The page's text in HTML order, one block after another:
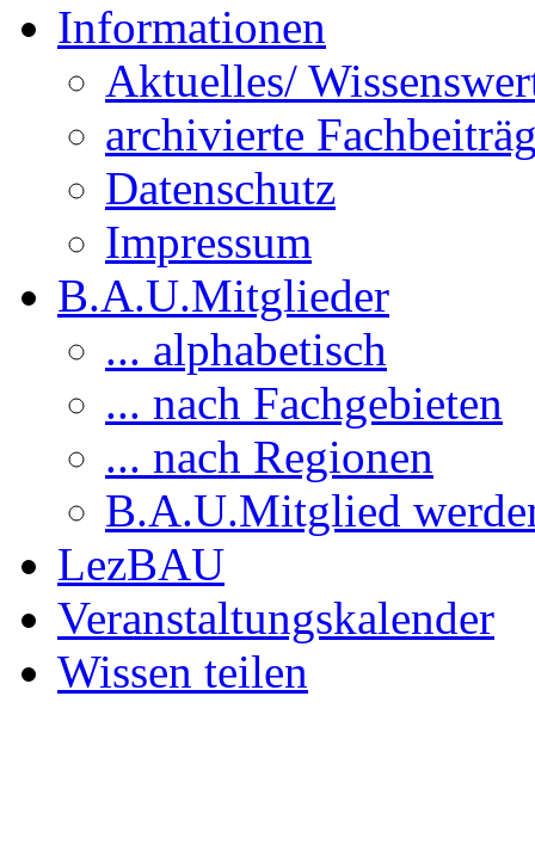
Informationen
Aktuelles/
archivierte
Datenschutz
Impressum
B.A.U.Mitglieder
... alphabetisch
... nach Fachgebieten
... nach Regionen
B.A.U.Mitglied
LezBAU
Veranstaltungskalender
Wissen teilen